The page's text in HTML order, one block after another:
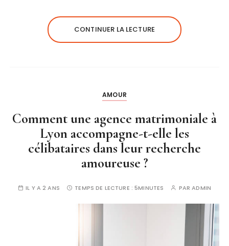
CONTINUER LA LECTURE
AMOUR
Comment une agence matrimoniale à
Lyon accompagne-t-elle les
célibataires dans leur recherche
amoureuse ?
IL Y A 2 ANS TEMPS DE LECTURE :5MINUTES PARADMIN